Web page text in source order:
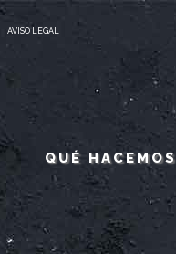
AVISO LEGAL
QUÉ HACEMOS